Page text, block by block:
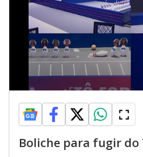
Boliche para fugir do